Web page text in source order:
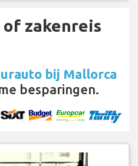
zakenreis
bij Mallorca
besparingen.